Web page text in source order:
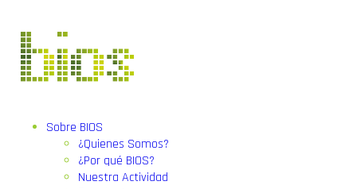
Sobre BIOS
¿Quienes Somos?
¿Por qué BIOS?
Nuestra Actividad